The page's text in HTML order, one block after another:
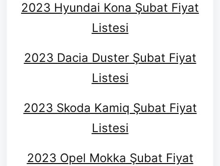
2023 Hyundai Kona Şubat Fiyat
Listesi
2023 Dacia Duster Şubat Fiyat
Listesi
2023 Skoda Kamiq Şubat Fiyat
Listesi
2023 Opel Mokka Şubat Fiyat